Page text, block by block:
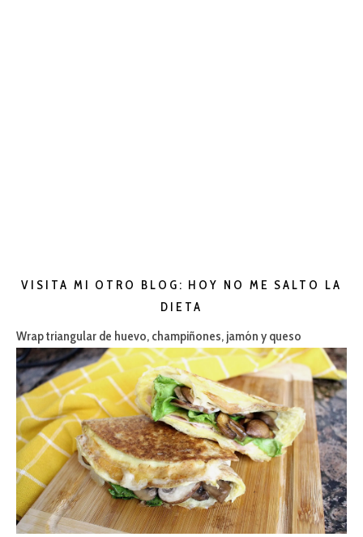
VISITA MI OTRO BLOG: HOY NO ME SALTO LA
DIETA
Wrap triangular de huevo, champiñones, jamón y queso